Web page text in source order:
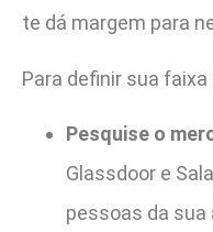
te dá margem para
Para definir sua faixa
Pesquise o
Glassdoor e
pessoas da sua